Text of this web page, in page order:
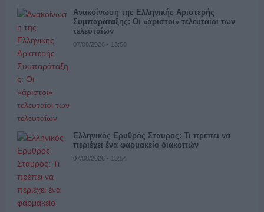
Ανακοίνωση της Ελληνικής Αριστερής
Συμπαράταξης: Οι «άριστοι» τελευταίοι των
τελευταίων
07/08/2026 - 13:58
Ελληνικός Ερυθρός Σταυρός: Τι πρέπει να
περιέχει ένα φαρμακείο διακοπών
07/08/2026 - 13:54